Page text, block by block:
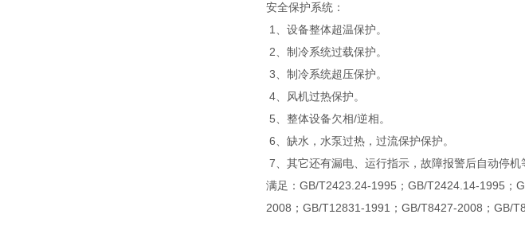
安全保护系统：
1、设备整体超温保护。
2、制冷系统过载保护。
3、制冷系统超压保护。
4、风机过热保护。
5、整体设备欠相/逆相。
6、缺水，水泵过热，过流保护保护。
7、其它还有漏电、运行指示，故障报警后自动停机
满足：GB/T2423.24-1995；GB/T2424.14-1995；
2008；GB/T12831-1991；GB/T8427-2008；GB/